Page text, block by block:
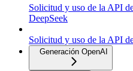
Solicitud y uso de la API
DeepSeek
Solicitud y uso de la API
Generación OpenAI